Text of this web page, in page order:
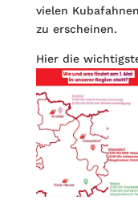
vielen
zu erscheinen.
Hier die